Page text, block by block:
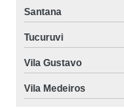
Santana
Tucuruvi
Vila Gustavo
Vila Medeiros